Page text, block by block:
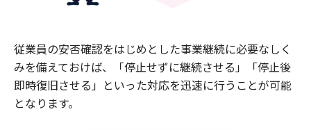
従業員の安否確認をはじめとした事業継続に必要なしく
みを備えておけば、「停止せずに継続させる」「停止後
即時復旧させる」といった対応を迅速に行うことが可能
となります。